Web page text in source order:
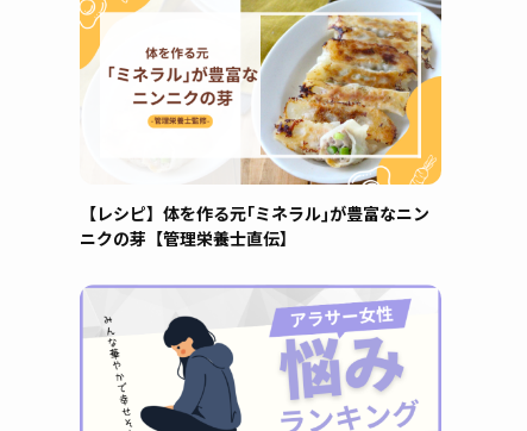
【レシピ】体を作る元｢ミネラル｣が豊富なニン
ニクの芽【管理栄養士直伝】